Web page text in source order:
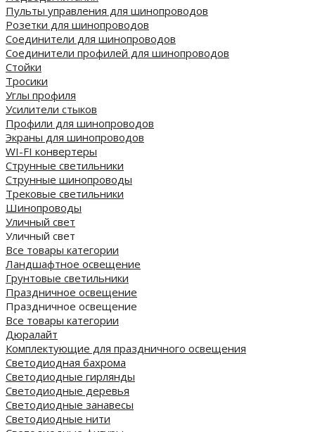
Пульты управления для шинопроводов
Розетки для шинопроводов
Соединители для шинопроводов
Соединители профилей для шинопроводов
Стойки
Тросики
Углы профиля
Усилители стыков
Профили для шинопроводов
Экраны для шинопроводов
WI-FI конвертеры
Струнные светильники
Струнные шинопроводы
Трековые светильники
Шинопроводы
Уличный свет
Уличный свет
Все товары категории
Ландшафтное освещение
Грунтовые светильники
Праздничное освещение
Праздничное освещение
Все товары категории
Дюралайт
Комплектующие для праздничного освещения
Светодиодная бахрома
Светодиодные гирлянды
Светодиодные деревья
Светодиодные занавесы
Светодиодные нити